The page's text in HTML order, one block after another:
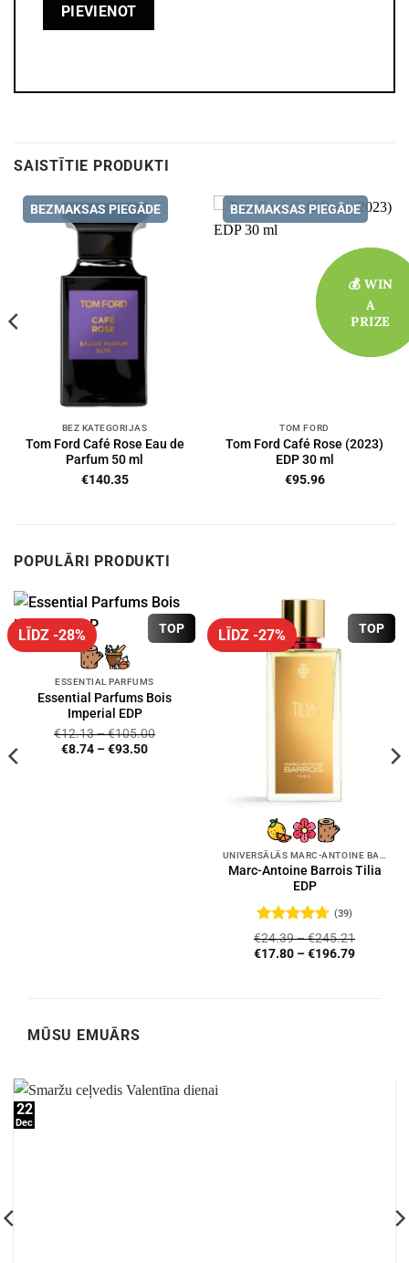
SAISTĪTIE PRODUKTI
BEZMAKSAS PIEGĀDE
BEZ KATEGORIJAS
Tom Ford Café Rose Eau de
Parfum 50 ml
€140.35
BEZMAKSAS PIEGĀDE
TOM FORD
Tom Ford Café Rose (2023)
EDP 30 ml
€95.96
POPULĀRI PRODUKTI
TOP
LĪDZ -28%
ESSENTIAL PARFUMS
Essential Parfums Bois
Imperial EDP
€12.13–€105.00
€8.74 –€93.50
TOP
LĪDZ -27%
UNIVERSĀLĀS MARC-ANTOINE BARROIS SMARŽAS
Marc-Antoine Barrois Tilia
EDP
Novērtēts
ar4.72
no
(39)
€24.39–€245.21
€17.80 –€196.79
MŪSU EMUĀRS
22
Dec
💰 WIN
A
PRIZE
💰 WIN
A
PRIZE